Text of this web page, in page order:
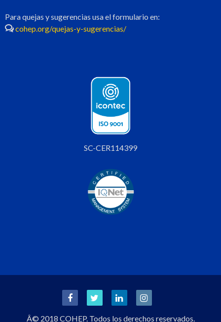
Para quejas y sugerencias usa el formulario en:
cohep.org/quejas-y-sugerencias/
SC-CER114399
Â© 2018 COHEP. Todos los derechos reservados.